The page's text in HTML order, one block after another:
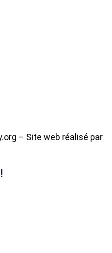
– Site web réalisé par